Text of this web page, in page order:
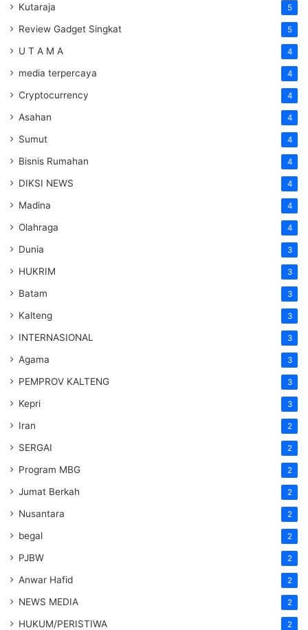
Kutaraja 5
Review Gadget Singkat 5
U T A M A 4
media terpercaya 4
Cryptocurrency 4
Asahan 4
Sumut 4
Bisnis Rumahan 4
DIKSI NEWS 4
Madina 4
Olahraga 4
Dunia 3
HUKRIM 3
Batam 3
Kalteng 3
INTERNASIONAL 3
Agama 3
PEMPROV KALTENG 3
Kepri 3
Iran 2
SERGAI 2
Program MBG 2
Jumat Berkah 2
Nusantara 2
begal 2
PJBW 2
Anwar Hafid 2
NEWS MEDIA 2
HUKUM/PERISTIWA 2